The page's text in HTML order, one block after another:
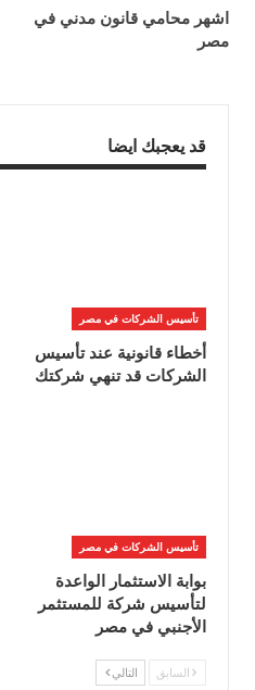
اشهر محامي قانون مدني في
مصر
قد يعجبك ايضا
تأسيس الشركات في مصر
أخطاء قانونية عند تأسيس
الشركات قد تنهي شركتك
تأسيس الشركات في مصر
بوابة الاستثمار الواعدة
لتأسيس شركة للمستثمر
الأجنبي في مصر
السابق التالي